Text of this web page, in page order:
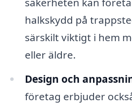
halkskydd på
särskilt viktigt i hem
eller äldre.
Design och
företag erbjuder